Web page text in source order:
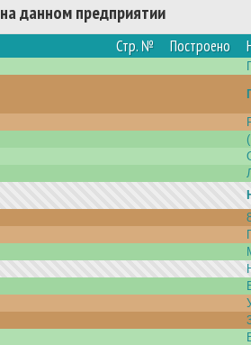
данном предприятии
Стр. № Построено